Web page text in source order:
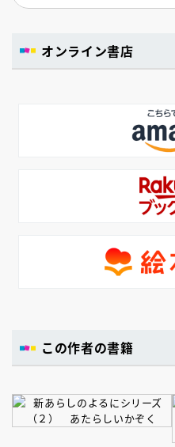
オンライン書店
この作者の書籍